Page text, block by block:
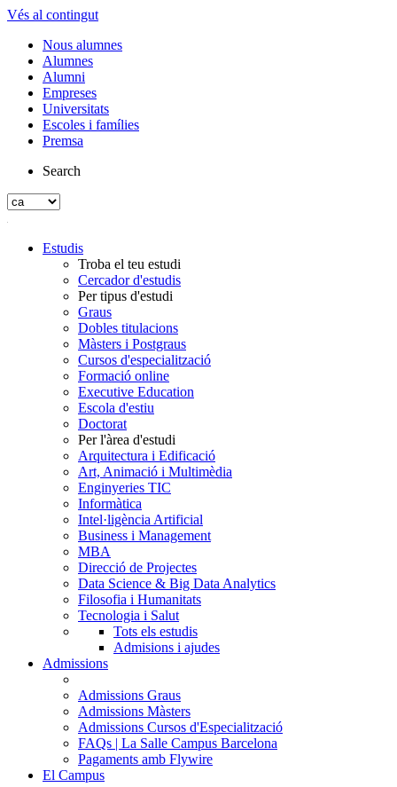
Vés al contingut
Nous alumnes
Alumnes
Alumni
Empreses
Universitats
Escoles i famílies
Premsa
Search
Estudis
Troba el teu estudi
Cercador d'estudis
Per tipus d'estudi
Graus
Dobles titulacions
Màsters i Postgraus
Cursos d'especialització
Formació online
Executive Education
Escola d'estiu
Doctorat
Per l'àrea d'estudi
Arquitectura i Edificació
Art, Animació i Multimèdia
Enginyeries TIC
Informàtica
Intel·ligència Artificial
Business i Management
MBA
Direcció de Projectes
Data Science & Big Data Analytics
Filosofia i Humanitats
Tecnologia i Salut
Tots els estudis
Admisions i ajudes
Admissions
Admissions Graus
Admissions Màsters
Admissions Cursos d'Especialització
FAQs | La Salle Campus Barcelona
Pagaments amb Flywire
El Campus